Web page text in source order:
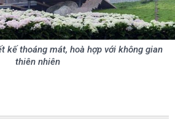
kế thoáng mát, hoà hợp với không gian
thiên nhiên